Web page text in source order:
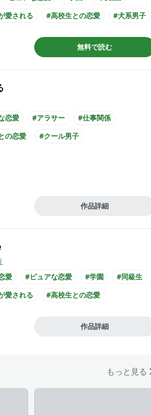
愛される
#高校生との恋愛
#犬系男子
無料で読む
恋愛
#アラサー
#仕事関係
の恋愛
#クール男子
作品詳細
愛
#ピュアな恋愛 #学園
#同級生
愛される
#高校生との恋愛
作品詳細
もっと見る